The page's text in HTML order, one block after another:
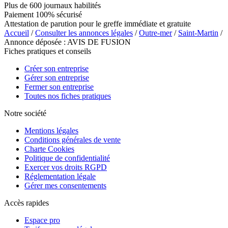
Plus de 600 journaux habilités
Paiement 100% sécurisé
Attestation de parution pour le greffe immédiate et gratuite
Accueil /Consulter les annonces légales /Outre-mer/ Saint-Martin /
Annonce déposée : AVIS DE FUSION
Fiches pratiques et conseils
Créer son entreprise
Gérer son entreprise
Fermer son entreprise
Toutes nos fiches pratiques
Notre société
Mentions légales
Conditions générales de vente
Charte Cookies
Politique de confidentialité
Exercer vos droits RGPD
Réglementation légale
Gérer mes consentements
Accès rapides
Espace pro